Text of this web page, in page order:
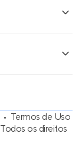
Termos de Uso
Todos os direitos